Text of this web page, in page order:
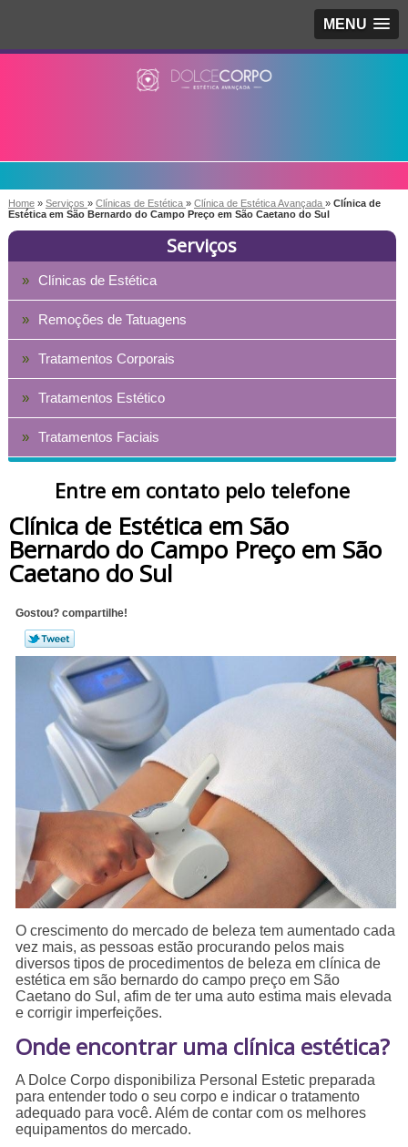
MENU
Home » Serviços » Clínicas de Estética » Clínica de Estética Avançada » Clínica de
Estética em São Bernardo do Campo Preço em São Caetano do Sul
Serviços
Clínicas de Estética
Remoções de Tatuagens
Tratamentos Corporais
Tratamentos Estético
Tratamentos Faciais
Entre em contato pelo telefone
Clínica de Estética em São
Bernardo do Campo Preço em São
Caetano do Sul
Gostou? compartilhe!
O crescimento do mercado de beleza tem aumentado cada
vez mais, as pessoas estão procurando pelos mais
diversos tipos de procedimentos de beleza em clínica de
estética em são bernardo do campo preço em São
Caetano do Sul, afim de ter uma auto estima mais elevada
e corrigir imperfeições.
Onde encontrar uma clínica estética?
A Dolce Corpo disponibiliza Personal Estetic preparada
para entender todo o seu corpo e indicar o tratamento
adequado para você. Além de contar com os melhores
equipamentos do mercado.